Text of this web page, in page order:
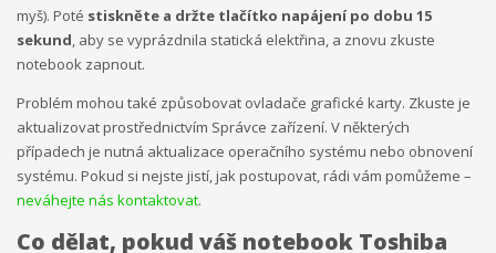
myš). Poté stiskněte a držte tlačítko napájení po dobu 15
sekund, aby se vyprázdnila statická elektřina, a znovu zkuste
notebook zapnout.
Problém mohou také způsobovat ovladače grafické karty. Zkuste je
aktualizovat prostřednictvím Správce zařízení. V některých
případech je nutná aktualizace operačního systému nebo obnovení
systému. Pokud si nejste jistí, jak postupovat, rádi vám pomůžeme –
neváhejte nás kontaktovat.
Co dělat, pokud váš notebook Toshiba